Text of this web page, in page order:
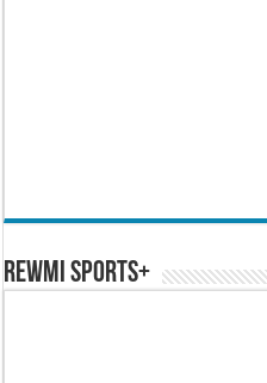
REWMI SPORTS+